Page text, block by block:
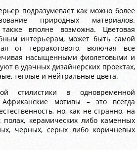
подразумевает как можно более
природных материалов.
вполне возможна. Цветовая
интерьерам, может быть самой
от терракотового, включая все
насыщенными фиолетовыми и
в удачных дизайнерских проектах,
теплые и нейтральные цвета.
стилистики в одновременной
мотивы – это всегда
но, как не странно, на
керамических либо каменных
черных, серых либо коричневых